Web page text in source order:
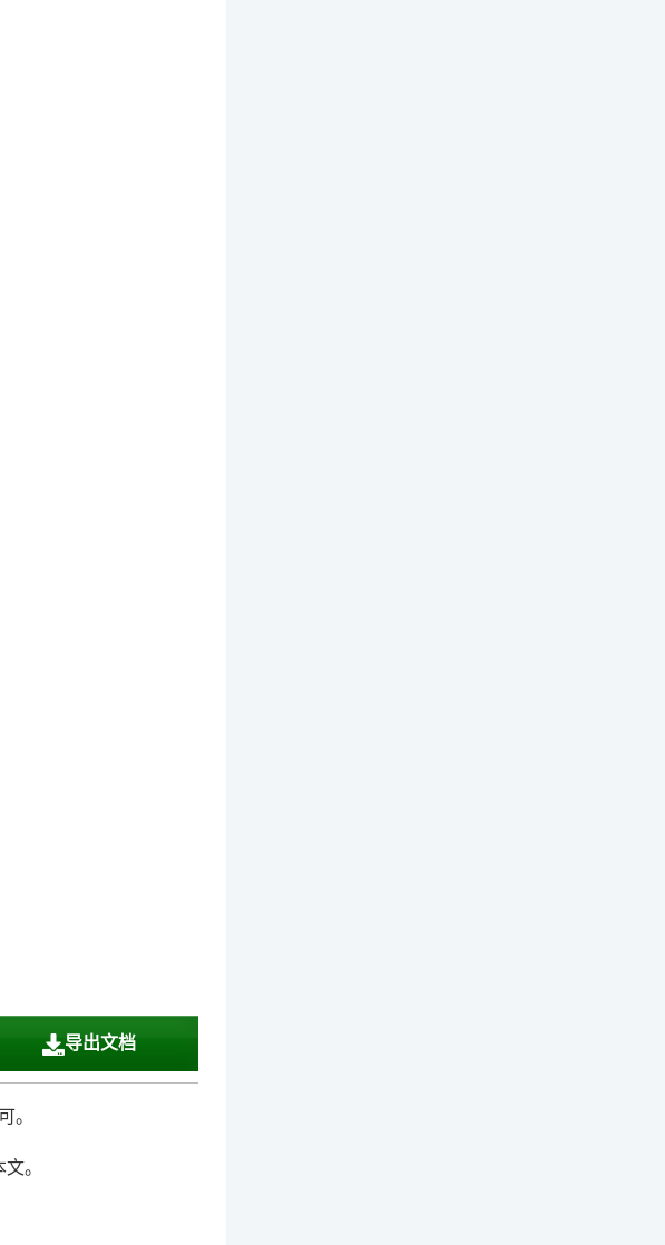
导出文档
。
。